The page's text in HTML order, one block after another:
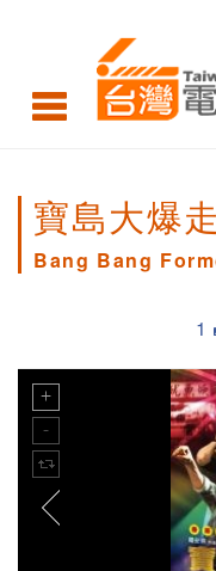
寶島大爆走
Bang Bang
1